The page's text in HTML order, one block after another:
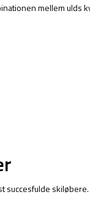
mellem ulds
succesfulde